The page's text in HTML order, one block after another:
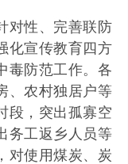
对性、完善联防
化宣传教育四方
毒防范工作。各
、农村独居户等
段，突出孤寡空
务工返乡人员等
对使用煤炭、炭